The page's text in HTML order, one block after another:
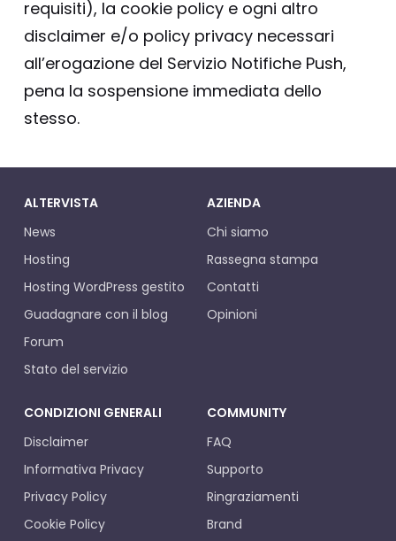
requisiti), la cookie policy e ogni altro
disclaimer e/o policy privacy necessari
all’erogazione del Servizio Notifiche Push,
pena la sospensione immediata dello
stesso.
ALTERVISTA
News
Hosting
Hosting WordPress gestito
Guadagnare con il blog
Forum
Stato del servizio
AZIENDA
Chi siamo
Rassegna stampa
Contatti
Opinioni
CONDIZIONI GENERALI
Disclaimer
Informativa Privacy
Privacy Policy
Cookie Policy
COMMUNITY
FAQ
Supporto
Ringraziamenti
Brand